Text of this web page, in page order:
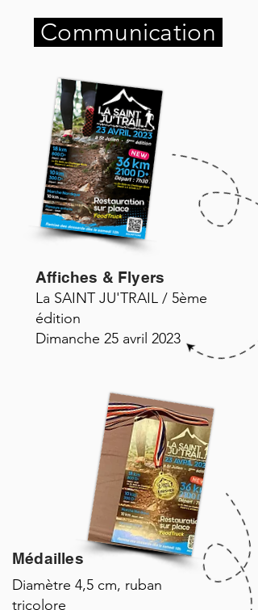
Communication
Affiches & Flyers
La SAINT JU'TRAIL / 5ème
édition
Dimanche 25 avril 2023
Diamètre 4,5 cm, ruban
tricolore
Médailles